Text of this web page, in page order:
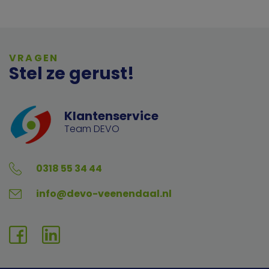
VRAGEN
Stel ze gerust!
Klantenservice
Team DEVO
0318 55 34 44
info@devo-veenendaal.nl